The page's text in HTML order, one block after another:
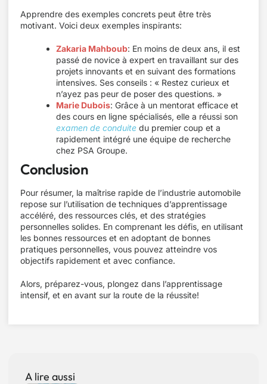
Apprendre des exemples concrets peut être très
motivant. Voici deux exemples inspirants:
Zakaria Mahboub: En moins de deux ans, il est
passé de novice à expert en travaillant sur des
projets innovants et en suivant des formations
intensives. Ses conseils : « Restez curieux et
n’ayez pas peur de poser des questions. »
Marie Dubois: Grâce à un mentorat efficace et
des cours en ligne spécialisés, elle a réussi son
examen de conduite du premier coup et a
rapidement intégré une équipe de recherche
chez PSA Groupe.
Conclusion
Pour résumer, la maîtrise rapide de l’industrie automobile
repose sur l’utilisation de techniques d’apprentissage
accéléré, des ressources clés, et des stratégies
personnelles solides. En comprenant les défis, en utilisant
les bonnes ressources et en adoptant de bonnes
pratiques personnelles, vous pouvez atteindre vos
objectifs rapidement et avec confiance.
Alors, préparez-vous, plongez dans l’apprentissage
intensif, et en avant sur la route de la réussite!
A lire aussi